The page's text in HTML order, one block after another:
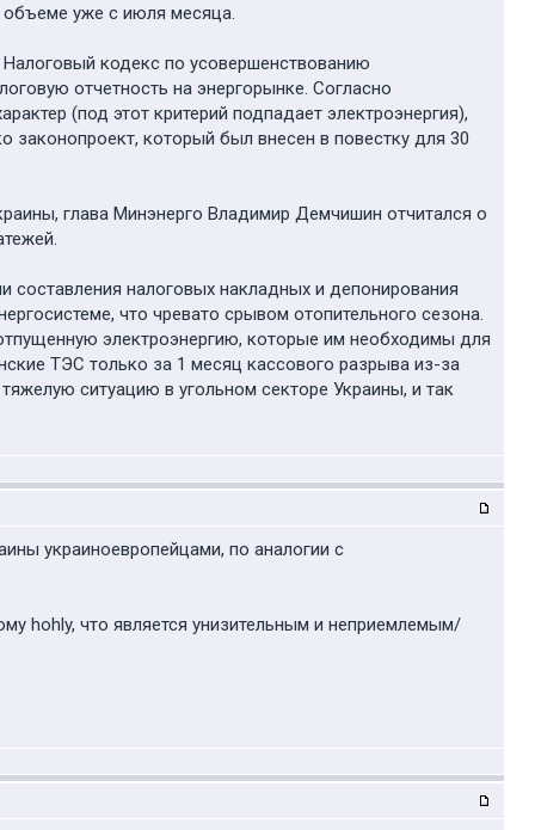
уже с июля месяца.
кодекс по усовершенствованию
отчетность на энергорынке. Согласно
(под этот критерий подпадает электроэнергия),
законопроект, который был внесен в повестку для 30
глава Минэнерго Владимир Демчишин отчитался о
налоговых накладных и депонирования
что чревато срывом отопительного сезона.
электроэнергию, которые им необходимы для
ТЭС только за 1 месяц кассового разрыва из-за
ситуацию в угольном секторе Украины, и так
украиноевропейцами, по аналогии с
hohly, что является унизительным и неприемлемым/